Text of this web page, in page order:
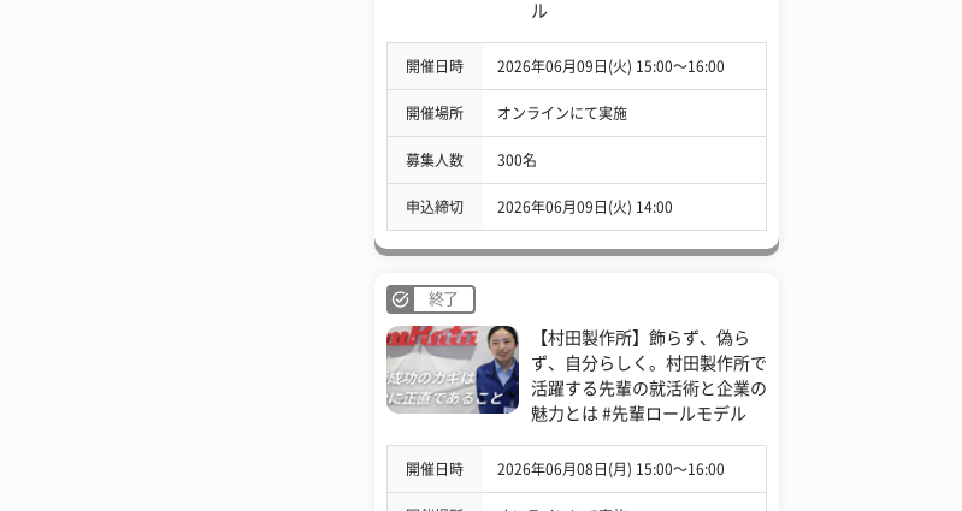
ル
開催日時 2026年06月09日(火) 15:00〜16:00
開催場所 オンラインにて実施
募集人数 300名
申込締切 2026年06月09日(火) 14:00
終了
【村田製作所】飾らず、偽ら
ず、自分らしく。村田製作所で
活躍する先輩の就活術と企業の
魅力とは #先輩ロールモデル
開催日時 2026年06月08日(月) 15:00〜16:00